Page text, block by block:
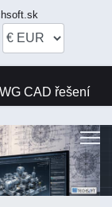
CAD řešení